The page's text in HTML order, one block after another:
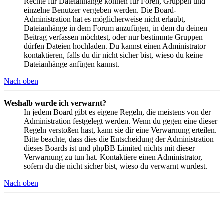
einzelne Benutzer vergeben werden. Die Board-
Administration hat es möglicherweise nicht erlaubt,
Dateianhänge in dem Forum anzufügen, in dem du deinen
Beitrag verfassen möchtest, oder nur bestimmte Gruppen
dürfen Dateien hochladen. Du kannst einen Administrator
kontaktieren, falls du dir nicht sicher bist, wieso du keine
Dateianhänge anfügen kannst.
Nach oben
Weshalb wurde ich verwarnt?
In jedem Board gibt es eigene Regeln, die meistens von der
Administration festgelegt werden. Wenn du gegen eine dieser
Regeln verstoßen hast, kann sie dir eine Verwarnung erteilen.
Bitte beachte, dass dies die Entscheidung der Administration
dieses Boards ist und phpBB Limited nichts mit dieser
Verwarnung zu tun hat. Kontaktiere einen Administrator,
sofern du die nicht sicher bist, wieso du verwarnt wurdest.
Nach oben